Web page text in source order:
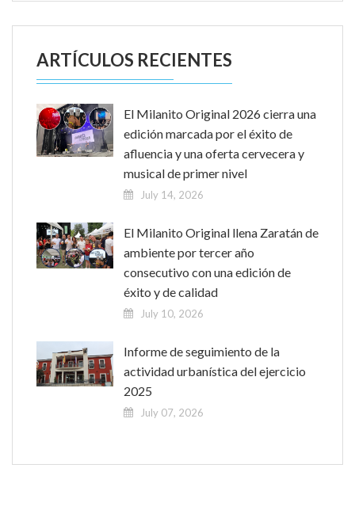
ARTÍCULOS RECIENTES
El Milanito Original 2026 cierra una
edición marcada por el éxito de
afluencia y una oferta cervecera y
musical de primer nivel
July 14, 2026
El Milanito Original llena Zaratán de
ambiente por tercer año
consecutivo con una edición de
éxito y de calidad
July 10, 2026
Informe de seguimiento de la
actividad urbanística del ejercicio
2025
July 07, 2026